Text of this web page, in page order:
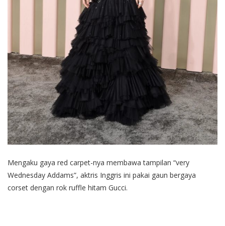
Mengaku gaya red carpet-nya membawa tampilan “very
Wednesday Addams”, aktris Inggris ini pakai gaun bergaya
corset dengan rok ruffle hitam Gucci.